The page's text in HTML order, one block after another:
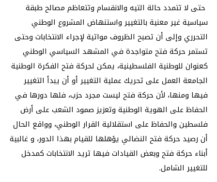
حتى لا تتمدد حالة التيه والانقسام وتتعاظم مصالح طبقة
سياسية غير معنية بالتغيير واستنهاض المشروع الوطني
التحرري وإلى أن تصبح الظروف مواتية لإجراء الانتخابات وحتى
تستمر حركة فتح متواجدة في المشهد السياسي الوطني
كعنوان للوطنية الفلسطينية، يمكن لحركة فتح الفكرة الوطنية
الجامعة العمل على تحريك عملية التغيير أو أن يبدأ التغيير
فيها ومنها، لأن حركة فتح ليست مجرد حزب، فلها دورها في
الحفاظ على الهوية الوطنية وتعزيز صمود الشعب على أرض
فلسطين والحفاظ على استقلالية القرار الوطني، وواقع الحال
أن رصيد حركة فتح النضالي يؤهلها للقيام بهذا الدور، و غالبية
أبناء حركة فتح وبعض القيادات فيها تريد الانتخابات كمدخل
للتغيير الشامل.